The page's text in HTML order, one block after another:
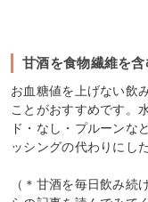
甘酒を食物繊維を
お血糖値を上げない飲
ことがおすすめです。
ド・なし・プルーンな
ッシングの代わりにし
（＊甘酒を毎日飲み続